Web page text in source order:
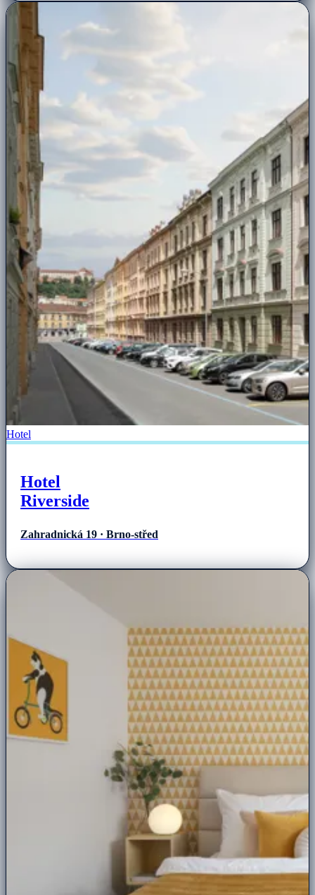
Hotel
Hotel
Riverside
Zahradnická 19 · Brno-střed